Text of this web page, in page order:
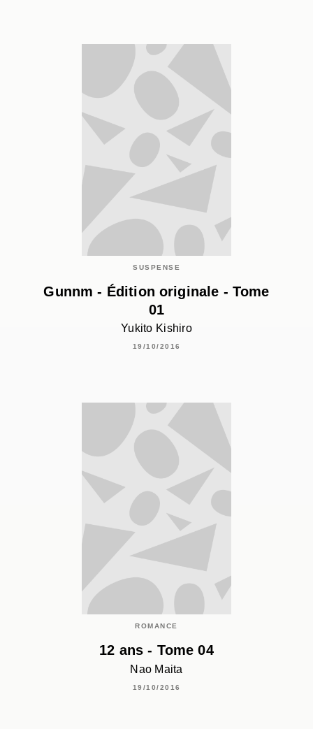
SUSPENSE
Gunnm - Édition originale - Tome
01
Yukito Kishiro
19/10/2016
ROMANCE
12 ans - Tome 04
Nao Maita
19/10/2016